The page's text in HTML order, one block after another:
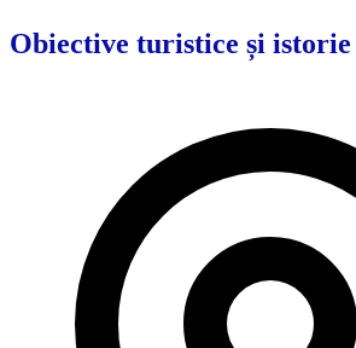
Obiective turistice și istorie